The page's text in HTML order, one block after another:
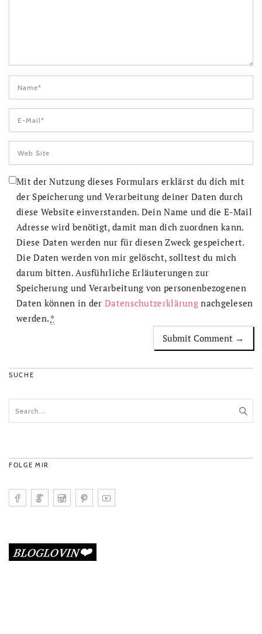
Mit der Nutzung dieses Formulars erklärst du dich mit
der Speicherung und Verarbeitung deiner Daten durch
diese Website einverstanden. Dein Name und die E-Mail
Adresse wird benötigt, damit man dich zuordnen kann.
Diese Daten werden nur für diesen Zweck gespeichert.
Die Daten werden von mir gelöscht, solltest du mich
darum bitten. Ausführliche Erläuterungen zur
Speicherung und Verarbeitung von personenbezogenen
Daten können in derDatenschutzerklärung nachgelesen
werden. *
SUCHE
FOLGE MIR